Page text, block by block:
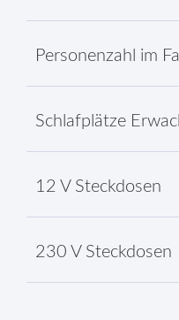
Personenzahl im
Schlafplätze
12 V Steckdosen
230 V Steckdosen